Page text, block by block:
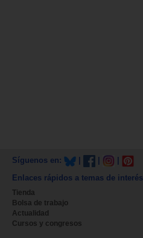
Síguenos en:
Enlaces rápidos a temas de interés
Tienda
Bolsa de trabajo
Actualidad
Cursos y congresos